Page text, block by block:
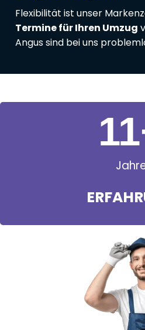
Flexibilität ist unser
Termine für Ihren Umzug
Angus sind bei uns
11